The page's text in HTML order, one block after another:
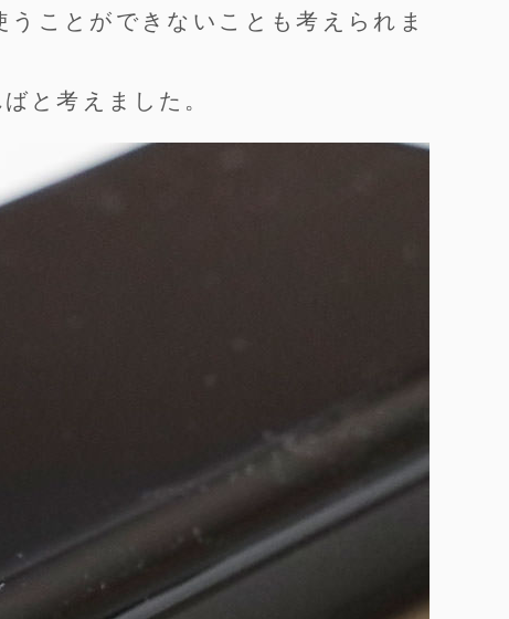
ことができないことも考えられま
と考えました。